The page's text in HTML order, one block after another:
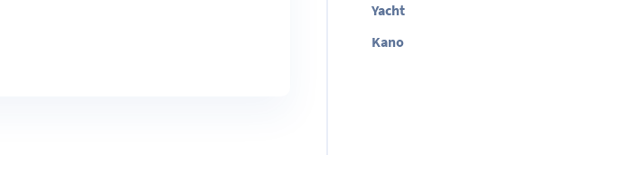
Yacht
Kano